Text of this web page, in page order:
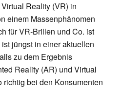
Reality (VR) in
einem Massenphänomen
für VR-Brillen und Co. ist
jüngst in einer aktuellen
zu dem Ergebnis
Reality (AR) und Virtual
richtig bei den Konsumenten